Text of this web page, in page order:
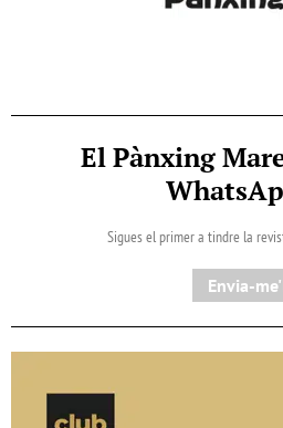
El Pànxing
Sigues el primer a tindre la
Envia-